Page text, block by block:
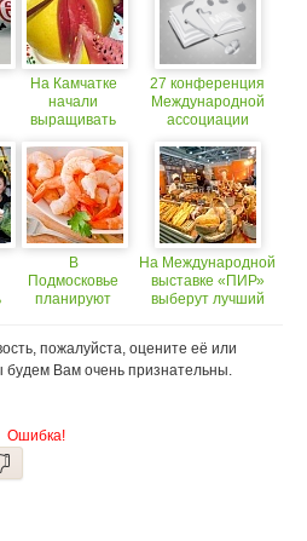
На Камчатке
начали
выращивать
В
Подмосковье
планируют
креветок
27 конференция
Международной
ассоциации
кулинаров
На Международной
выставке «ПИР»
выберут лучший
пожалуйста, оцените её или
Вам очень признательны.
Ошибка!